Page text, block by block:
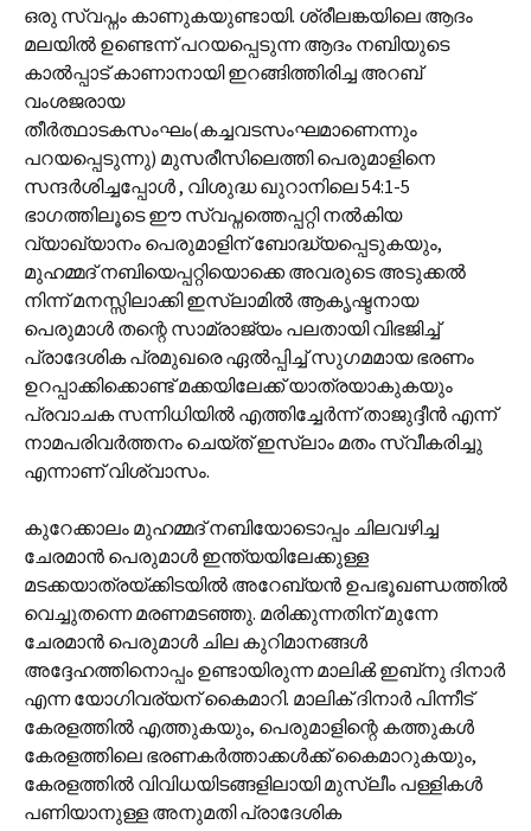
ഒരു സ്വപ്നം കാണുകയുണ്ടായി. ശ്രീലങ്കയിലെ ആദം
മലയില്‍ ഉണ്ടെന്ന് പറയപ്പെടുന്ന ആദം നബിയുടെ
കാല്‍പ്പാട് കാണാനായി ഇറങ്ങിത്തിരിച്ച അറബ്
വംശജരായ
തീര്‍ത്ഥാടകസംഘം(കച്ചവടസംഘമാണെന്നും
പറയപ്പെടുന്നു) മുസരീസിലെത്തി പെരുമാളിനെ
സന്ദര്‍ശിച്ചപ്പോള്‍ , വിശുദ്ധ ഖുറാനിലെ 54:1-5
ഭാഗത്തിലൂടെ ഈ സ്വപ്നത്തെപ്പറ്റി നല്‍കിയ
വ്യാഖ്യാനം പെരുമാളിന് ബോദ്ധ്യപ്പെടുകയും,
മുഹമ്മദ് നബിയെപ്പറ്റിയൊക്കെ അവരുടെ അടുക്കല്‍
നിന്ന് മനസ്സിലാക്കി ഇസ്ലാമില്‍ ആകൃഷ്ടനായ
പെരുമാള്‍ തന്റെ സാമ്രാജ്യം പലതായി വിഭജിച്ച്
പ്രാദേശിക പ്രമുഖരെ ഏല്‍പ്പിച്ച് സുഗമമായ ഭരണം
ഉറപ്പാക്കിക്കൊണ്ട് മക്കയിലേക്ക് യാത്രയാകുകയും
പ്രവാചക സന്നിധിയില്‍ എത്തിച്ചേര്‍ന്ന് താജുദ്ദീന്‍ എന്ന്
നാമപരിവര്‍ത്തനം ചെയ്ത് ഇസ്ലാം മതം സ്വീകരിച്ചു
എന്നാണ് വിശ്വാസം.
കുറേക്കാലം മുഹമ്മദ് നബിയോടൊപ്പം ചിലവഴിച്ച
ചേരമാന്‍ പെരുമാള്‍ ഇന്ത്യയിലേക്കുള്ള
മടക്കയാത്രയ്ക്കിടയില്‍ അറേബ്യന്‍ ഉപഭൂഖണ്ഡത്തില്‍
വെച്ചുതന്നെ മരണമടഞ്ഞു. മരിക്കുന്നതിന് മുന്നേ
ചേരമാന്‍ പെരുമാള്‍ ചില കുറിമാനങ്ങള്‍
അദ്ദേഹത്തിനൊപ്പം ഉണ്ടായിരുന്ന മാലിക്‍ ഇബ്‌നു ദിനാര്‍
എന്ന യോഗിവര്യന് കൈമാറി. മാലിക് ദിനാര്‍ പിന്നീട്
കേരളത്തില്‍ എത്തുകയും, പെരുമാളിന്റെ കത്തുകള്‍
കേരളത്തിലെ ഭരണകര്‍ത്താക്കള്‍ക്ക് കൈമാറുകയും,
കേരളത്തില്‍ വിവിധയിടങ്ങളിലായി മുസ്ലീം പള്ളികള്‍
പണിയാനുള്ള അനുമതി പ്രാദേശിക